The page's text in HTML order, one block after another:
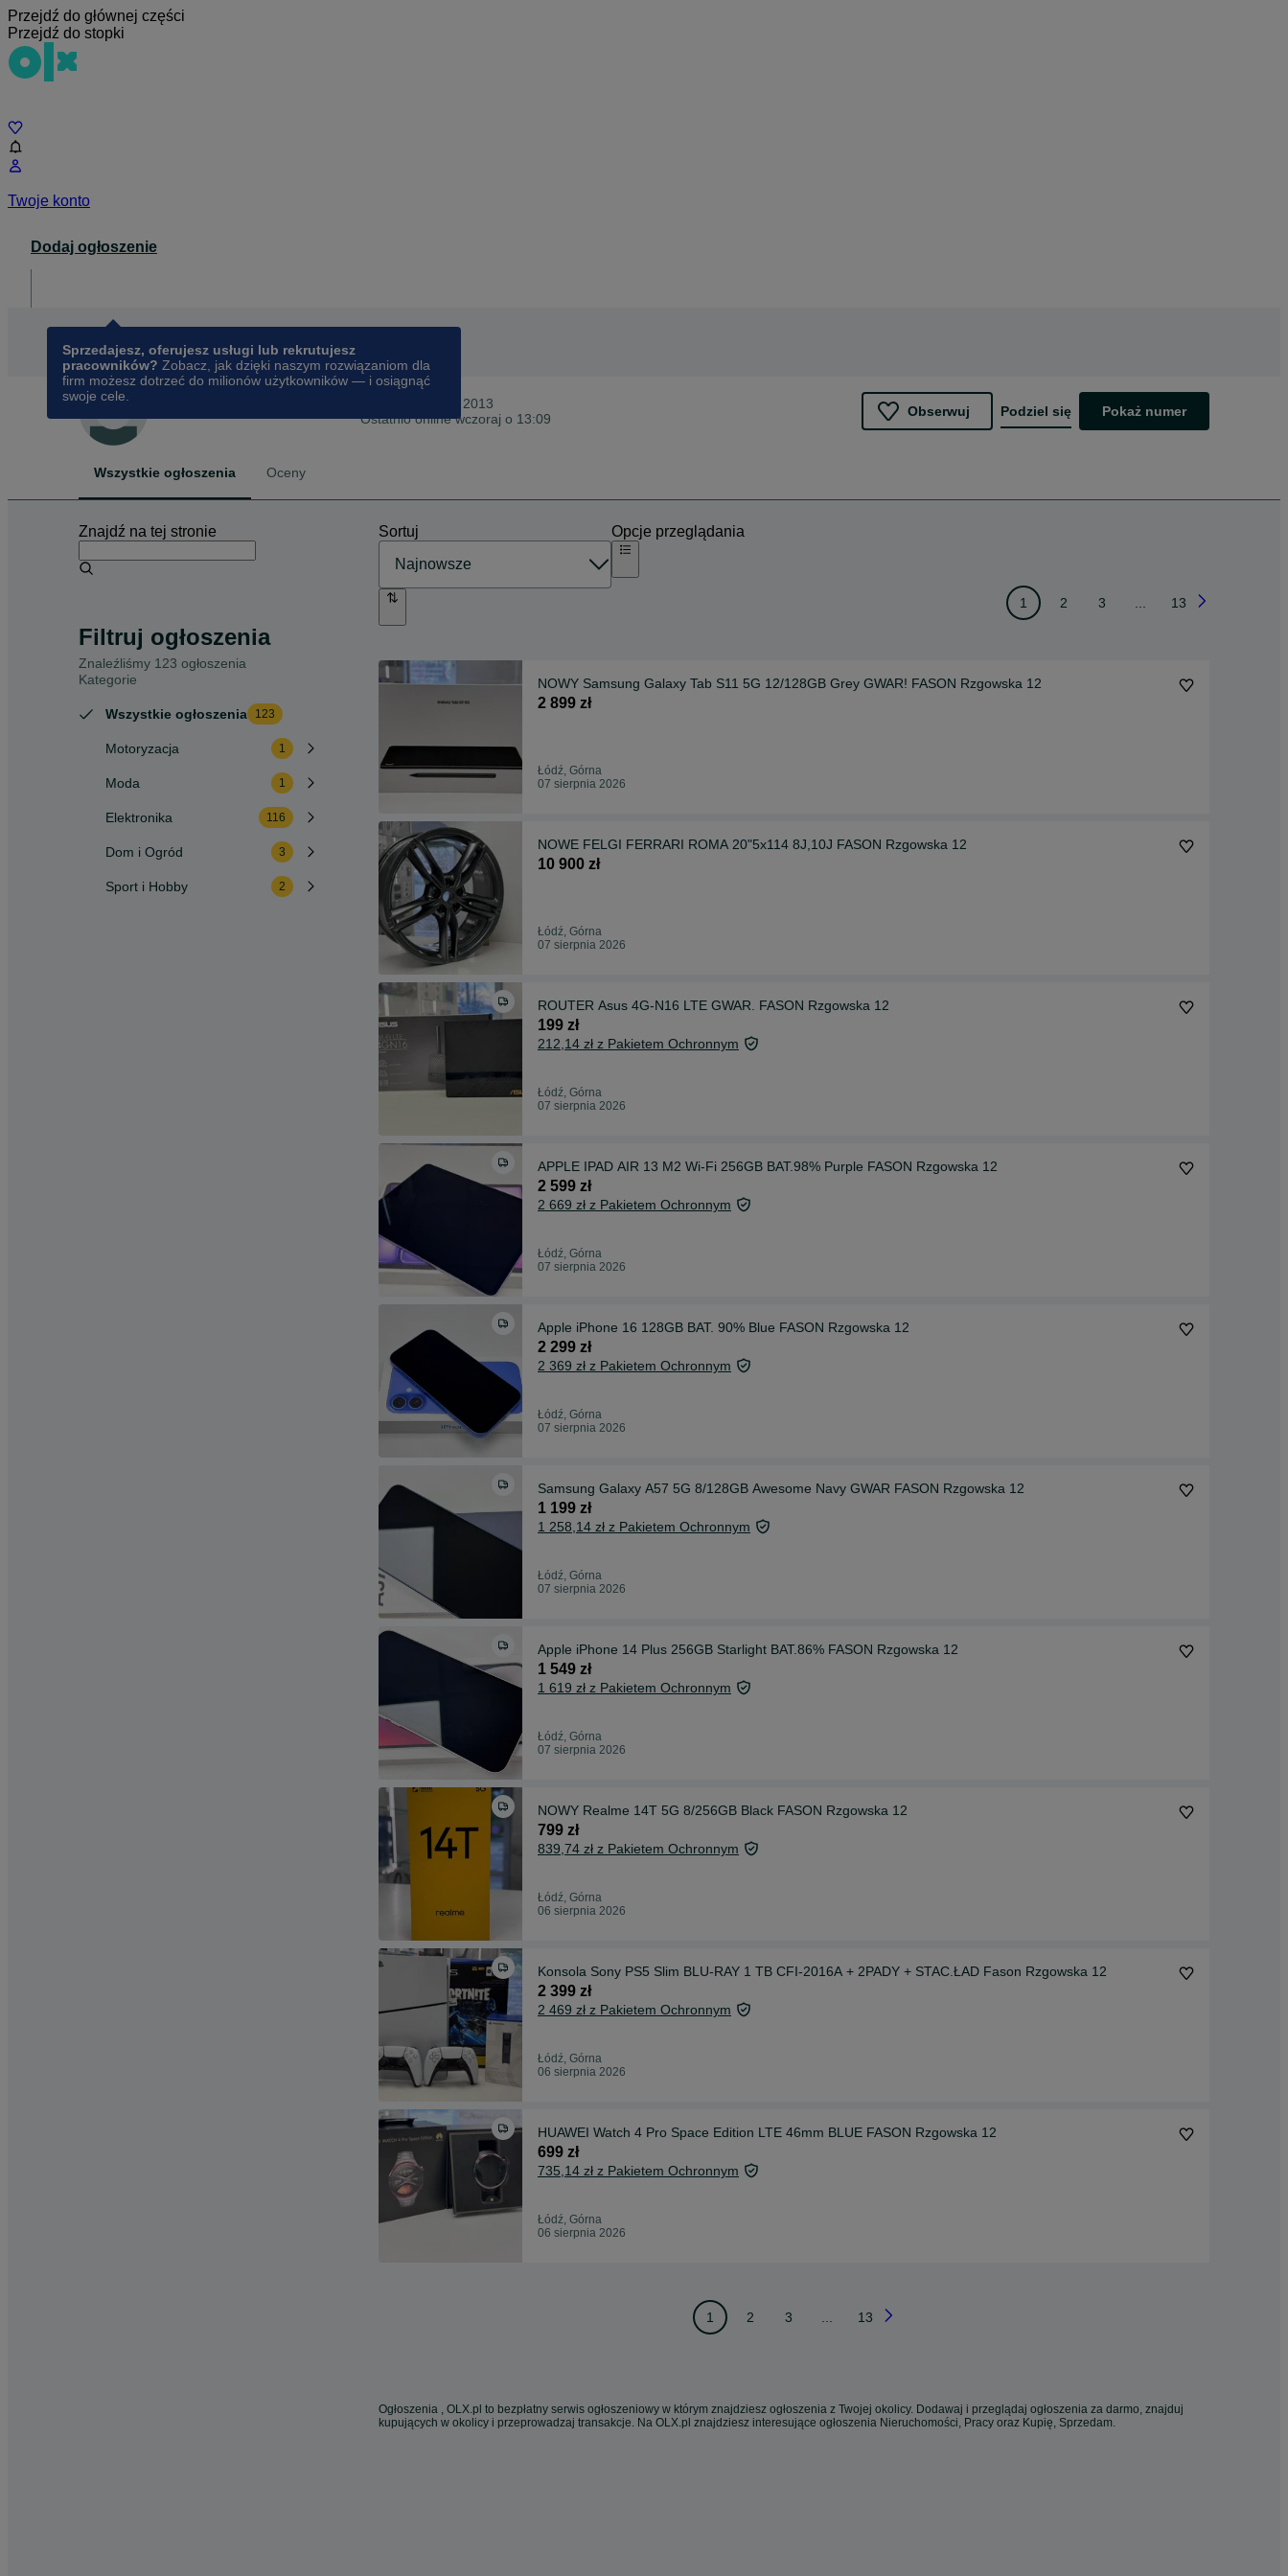
Przejdź do głównej części
Przejdź do stopki
Twoje konto
Dodaj ogłoszenie
Sprzedajesz, oferujesz usługi lub rekrutujesz
pracowników? Zobacz, jak dzięki naszym rozwiązaniom dla
firm możesz dotrzeć do milionów użytkowników — i osiągnąć
swoje cele.
lipca 2013
Ostatnio online wczoraj o 13:09
Obserwuj Podziel się Pokaż numer
Wszystkie ogłoszenia Oceny
Znajdź na tej stronie
Filtruj ogłoszenia
Znaleźliśmy 123 ogłoszenia
Kategorie
Wszystkie ogłoszenia 123
Motoryzacja 1
Moda 1
Elektronika 116
Dom i Ogród 3
Sport i Hobby 2
Sortuj Opcje przeglądania
1 2 3 13
NOWY Samsung Galaxy Tab S11 5G 12/128GB Grey GWAR! FASON Rzgowska 12
2 899 zł
Łódź, Górna
07 sierpnia 2026
NOWE FELGI FERRARI ROMA 20"5x114 8J,10J FASON Rzgowska 12
10 900 zł
Łódź, Górna
07 sierpnia 2026
ROUTER Asus 4G-N16 LTE GWAR. FASON Rzgowska 12
199 zł
212,14 zł z Pakietem Ochronnym
Łódź, Górna
07 sierpnia 2026
APPLE IPAD AIR 13 M2 Wi-Fi 256GB BAT.98% Purple FASON Rzgowska 12
2 599 zł
2 669 zł z Pakietem Ochronnym
Łódź, Górna
07 sierpnia 2026
Apple iPhone 16 128GB BAT. 90% Blue FASON Rzgowska 12
2 299 zł
2 369 zł z Pakietem Ochronnym
Łódź, Górna
07 sierpnia 2026
Samsung Galaxy A57 5G 8/128GB Awesome Navy GWAR FASON Rzgowska 12
1 199 zł
1 258,14 zł z Pakietem Ochronnym
Łódź, Górna
07 sierpnia 2026
Apple iPhone 14 Plus 256GB Starlight BAT.86% FASON Rzgowska 12
1 549 zł
1 619 zł z Pakietem Ochronnym
Łódź, Górna
07 sierpnia 2026
NOWY Realme 14T 5G 8/256GB Black FASON Rzgowska 12
799 zł
839,74 zł z Pakietem Ochronnym
Łódź, Górna
06 sierpnia 2026
Konsola Sony PS5 Slim BLU-RAY 1 TB CFI-2016A + 2PADY + STAC.ŁAD Fason Rzgowska 12
2 399 zł
2 469 zł z Pakietem Ochronnym
Łódź, Górna
06 sierpnia 2026
HUAWEI Watch 4 Pro Space Edition LTE 46mm BLUE FASON Rzgowska 12
699 zł
735,14 zł z Pakietem Ochronnym
Łódź, Górna
06 sierpnia 2026
1 2 3 13
Ogłoszenia , OLX.pl to bezpłatny serwis ogłoszeniowy w którym znajdziesz ogłoszenia z Twojej okolicy. Dodawaj i przeglądaj ogłoszenia za darmo, znajduj
kupujących w okolicy i przeprowadzaj transakcje. Na OLX.pl znajdziesz interesujące ogłoszenia Nieruchomości, Pracy oraz Kupię, Sprzedam.